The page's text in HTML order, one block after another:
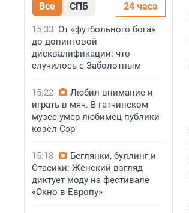
Все СПБ 24 часа
15:33 От «футбольного бога»
до допинговой
дисквалификации: что
случилось с Заболотным
15:22
Любил внимание и
играть в мяч. В гатчинском
музее умер любимец публики
козёл Сэр
15:18
Беглянки, буллинг и
Стасики: Женский взгляд
диктует моду на фестивале
«Окно в Европу»